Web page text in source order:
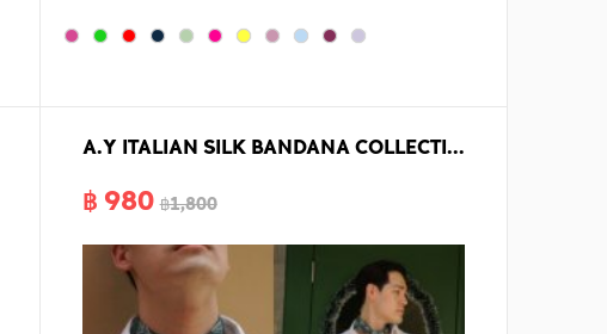
A.Y ITALIAN SILK BANDANA COLLECTION [LIMITED EDITION]
฿ 980 ฿1,800